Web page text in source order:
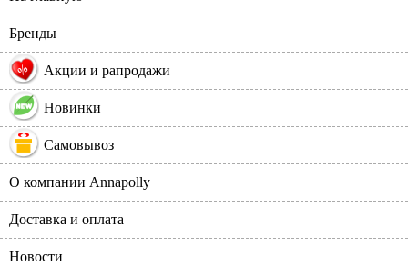
Бренды
% Акции и рапродажи
Новинки
Самовывоз
О компании Annapolly
Доставка и оплата
Новости